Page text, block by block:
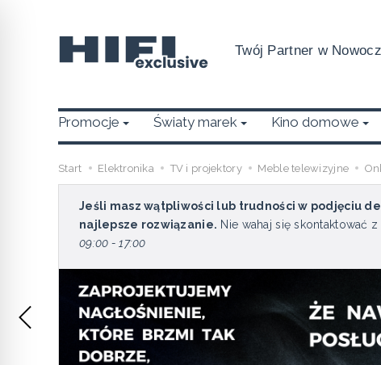
Twój Partner w
Promocje Światy marek Kino domowe
Start Elektronika TV i projektory Meble telewizyjne
Jeśli masz wątpliwości lub trudności w podjęciu
najlepsze rozwiązanie. Nie wahaj się skontaktować
09:00 - 17:00